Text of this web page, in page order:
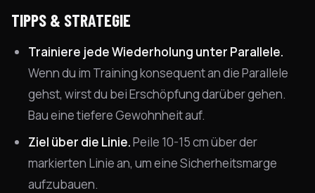
TIPPS & STRATEGIE
Trainiere jede Wiederholung unter Parallele.
Wenn du im Training konsequent an die Parallele
gehst, wirst du bei Erschöpfung darüber gehen.
Bau eine tiefere Gewohnheit auf.
Ziel über die Linie.Peile 10-15 cm über der
markierten Linie an, um eine Sicherheitsmarge
aufzubauen.